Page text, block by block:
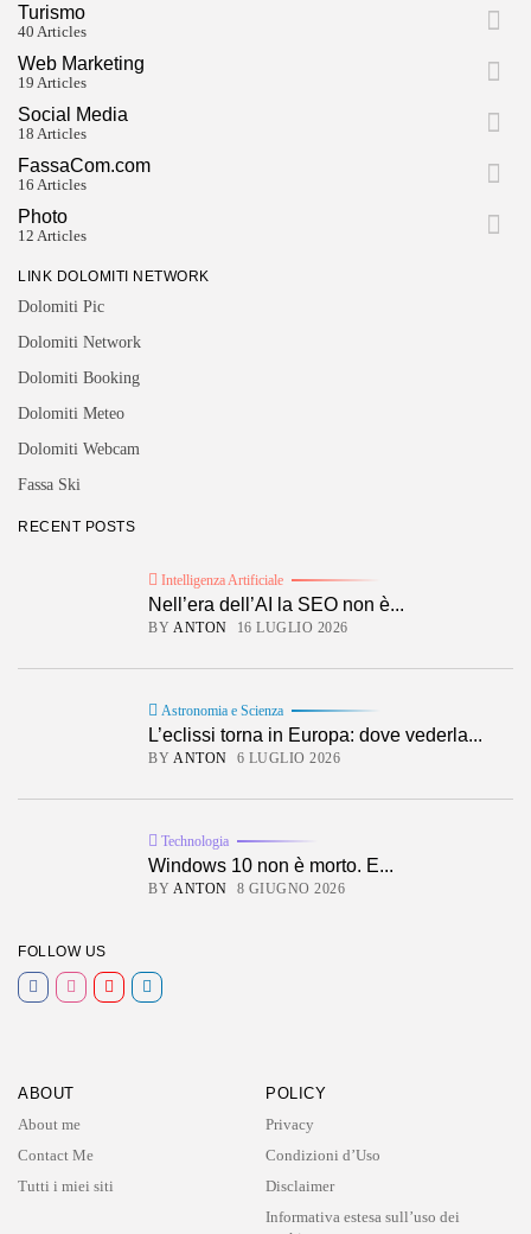
Turismo
40 Articles
Web Marketing
19 Articles
Social Media
18 Articles
FassaCom.com
16 Articles
Photo
12 Articles
LINK DOLOMITI NETWORK
Dolomiti Pic
Dolomiti Network
Dolomiti Booking
Dolomiti Meteo
Dolomiti Webcam
Fassa Ski
RECENT POSTS
Intelligenza Artificiale
Nell’era dell’AI la SEO non è...
BY ANTON 16 LUGLIO 2026
Astronomia e Scienza
L’eclissi torna in Europa: dove vederla...
BY ANTON 6 LUGLIO 2026
Technologia
Windows 10 non è morto. E...
BY ANTON 8 GIUGNO 2026
FOLLOW US
ABOUT
About me
Contact Me
Tutti i miei siti
POLICY
Privacy
Condizioni d’Uso
Disclaimer
Informativa estesa sull’uso dei